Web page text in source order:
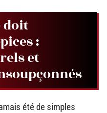
doit
:
et
été de simples